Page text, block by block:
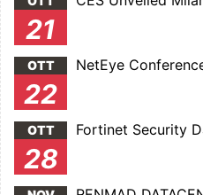
21
OTT
22
NetEye
OTT
28
Fortinet Security